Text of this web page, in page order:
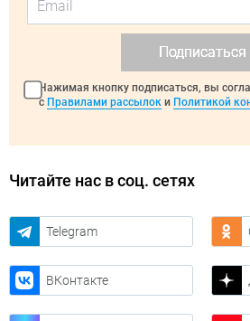
Подписаться
Нажимая кнопку подписаться, вы
с Правилами рассылок и Политикой
Читайте нас в соц. сетях
Telegram
ВКонтакте